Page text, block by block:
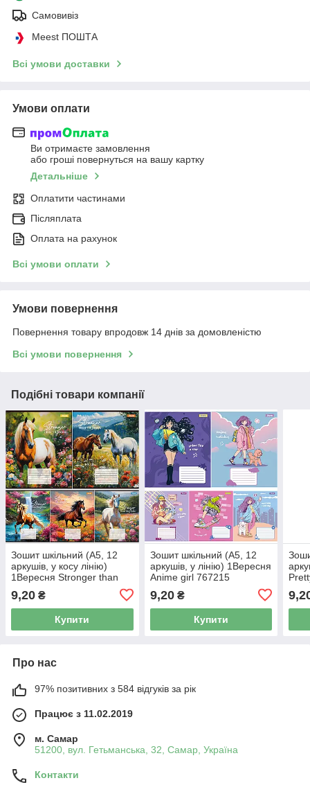
Самовивіз
Meest ПОШТА
Всі умови доставки
Умови оплати
Ви отримаєте замовлення
або гроші повернуться на вашу картку
Детальніше
Оплатити частинами
Післяплата
Оплата на рахунок
Всі умови оплати
Умови повернення
Повернення товару впродовж 14 днів за домовленістю
Всі умови повернення
Подібні товари компанії
Зошит шкільний (А5, 12
аркушів, у косу лінію)
1Вересня Stronger than
9,20 ₴
Купити
Зошит шкільний (А5, 12
аркушів, у лінію) 1Вересня
Anime girl 767215
9,20₴
Купити
Про нас
97% позитивних з 584 відгуків за рік
Працює з 11.02.2019
м. Самар
51200, вул. Гетьманська, 32, Самар, Україна
Контакти